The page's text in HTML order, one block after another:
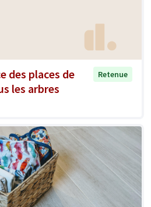
des places de
les arbres
Retenue